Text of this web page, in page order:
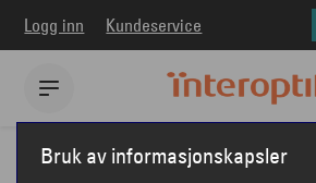
Logg inn Kundeservice
Interoptik Briller Gucci briller GUCCI
Bruk av informasjonskapsler